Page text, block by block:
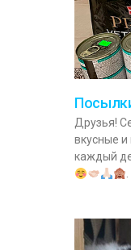
Друзья!
вкусные
каждый